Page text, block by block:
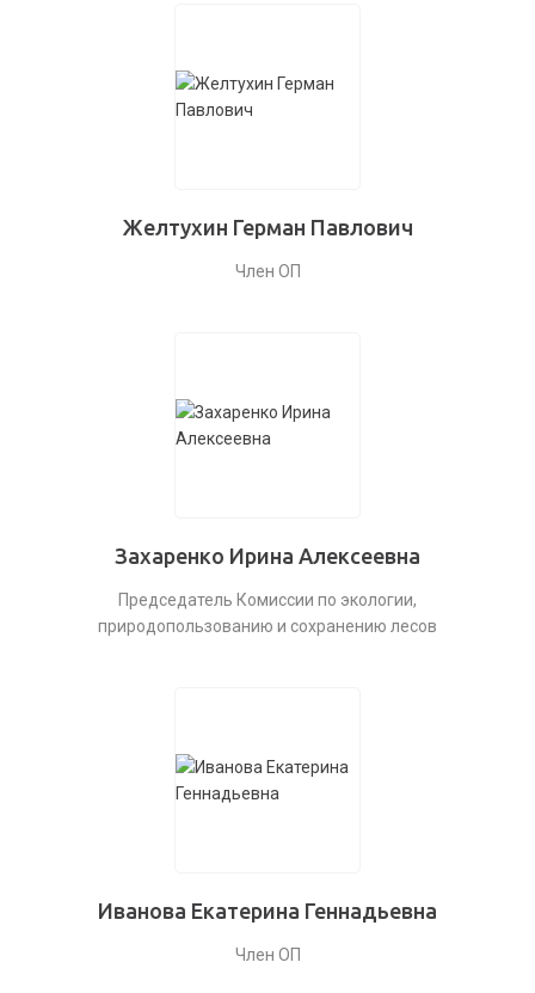
Желтухин Герман Павлович
Член ОП
Захаренко Ирина Алексеевна
Председатель Комиссии по экологии,
природопользованию и сохранению лесов
Иванова Екатерина Геннадьевна
Член ОП